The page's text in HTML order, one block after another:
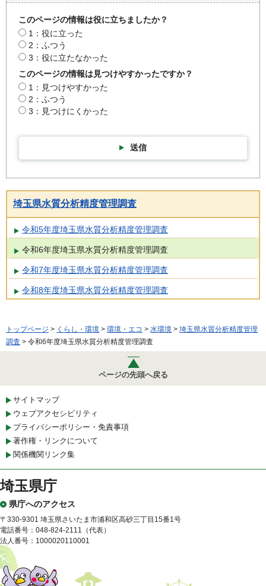
このページの情報は役に立ちましたか？
1：役に立った
2：ふつう
3：役に立たなかった
このページの情報は見つけやすかったですか？
1：見つけやすかった
2：ふつう
3：見つけにくかった
送信
埼玉県水質分析精度管理調査
令和5年度埼玉県水質分析精度管理調査
令和6年度埼玉県水質分析精度管理調査
令和7年度埼玉県水質分析精度管理調査
令和8年度埼玉県水質分析精度管理調査
トップページ > くらし・環境 > 環境・エコ > 水環境 > 埼玉県水質分析精度管理
調査 > 令和6年度埼玉県水質分析精度管理調査
ページの先頭へ戻る
サイトマップ
ウェブアクセシビリティ
プライバシーポリシー・免責事項
著作権・リンクについて
関係機関リンク集
埼玉県庁
県庁へのアクセス
〒330-9301 埼玉県さいたま市浦和区高砂三丁目15番1号
電話番号：048-824-2111（代表）
法人番号：1000020110001